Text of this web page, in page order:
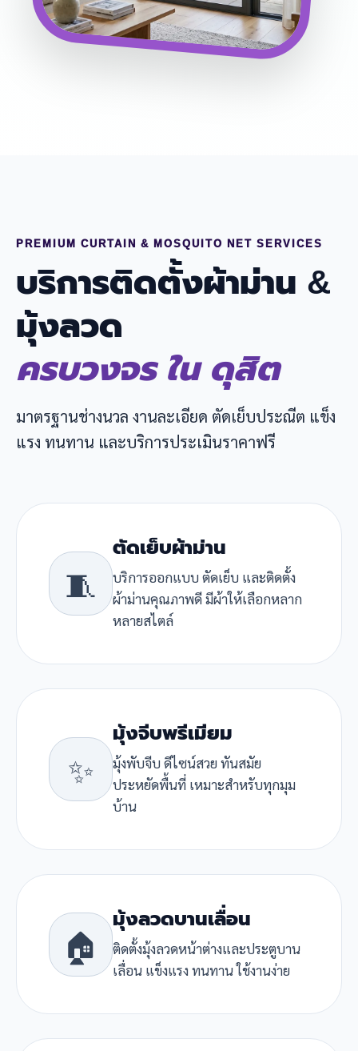
PREMIUM CURTAIN & MOSQUITO NET SERVICES
บริการติดตั้งผ้าม่าน &
มุ้งลวด
ครบวงจร ใน ดุสิต
มาตรฐานช่างนวล งานละเอียด ตัดเย็บประณีต แข็ง
แรง ทนทาน และบริการประเมินราคาฟรี
🧵
ตัดเย็บผ้าม่าน
บริการออกแบบ ตัดเย็บ และติดตั้ง
ผ้าม่านคุณภาพดี มีผ้าให้เลือกหลาก
หลายสไตล์
✨
มุ้งจีบพรีเมียม
มุ้งพับจีบ ดีไซน์สวย ทันสมัย
ประหยัดพื้นที่ เหมาะสำหรับทุกมุม
บ้าน
🏠
มุ้งลวดบานเลื่อน
ติดตั้งมุ้งลวดหน้าต่างและประตูบาน
เลื่อน แข็งแรง ทนทาน ใช้งานง่าย